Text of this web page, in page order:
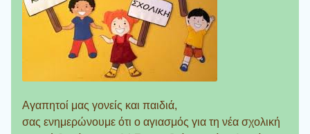
Αγαπητοί μας γονείς και παιδιά,
σας ενημερώνουμε ότι ο αγιασμός για τη νέα σχολική